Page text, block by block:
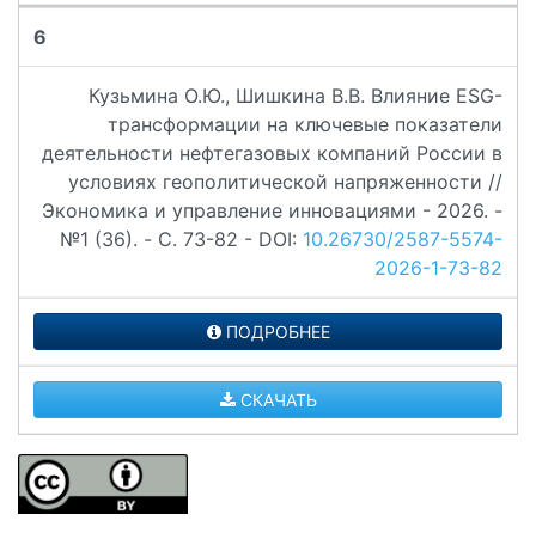
6
Кузьмина О.Ю., Шишкина В.В. Влияние ESG-
трансформации на ключевые показатели
деятельности нефтегазовых компаний России в
условиях геополитической напряженности //
Экономика и управление инновациями - 2026. -
№1 (36). - C. 73-82 - DOI: 10.26730/2587-5574-
2026-1-73-82
ПОДРОБНЕЕ
СКАЧАТЬ